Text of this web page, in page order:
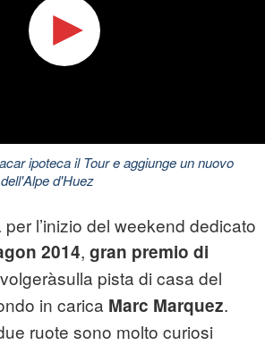
ipoteca il Tour e aggiunge un nuovo
d'Huez
per l’inizio del weekend dedicato
2014, gran premio di
pista di casa del
in carica Marc Marquez.
ruote sono molto curiosi